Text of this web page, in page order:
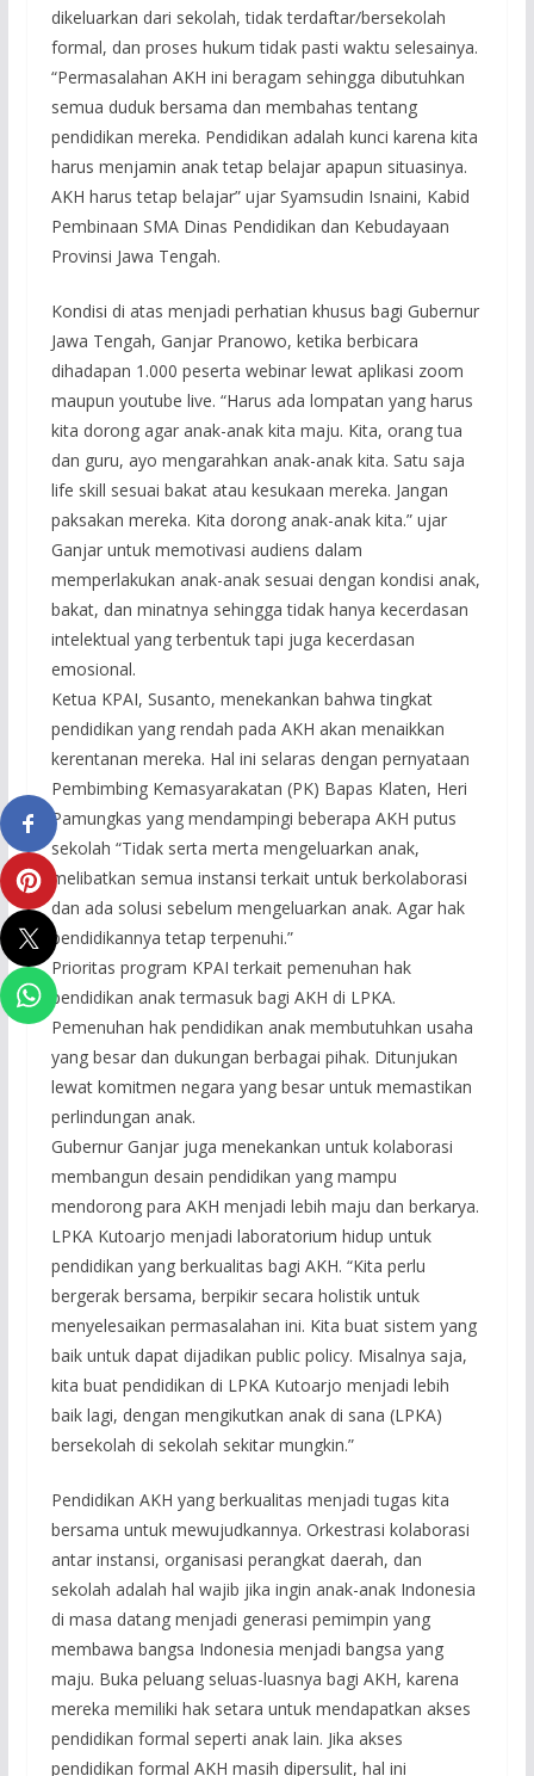
dikeluarkan dari sekolah, tidak terdaftar/bersekolah
formal, dan proses hukum tidak pasti waktu selesainya.
“Permasalahan AKH ini beragam sehingga dibutuhkan
semua duduk bersama dan membahas tentang
pendidikan mereka. Pendidikan adalah kunci karena kita
harus menjamin anak tetap belajar apapun situasinya.
AKH harus tetap belajar” ujar Syamsudin Isnaini, Kabid
Pembinaan SMA Dinas Pendidikan dan Kebudayaan
Provinsi Jawa Tengah.
Kondisi di atas menjadi perhatian khusus bagi Gubernur
Jawa Tengah, Ganjar Pranowo, ketika berbicara
dihadapan 1.000 peserta webinar lewat aplikasi zoom
maupun youtube live. “Harus ada lompatan yang harus
kita dorong agar anak-anak kita maju. Kita, orang tua
dan guru, ayo mengarahkan anak-anak kita. Satu saja
life skill sesuai bakat atau kesukaan mereka. Jangan
paksakan mereka. Kita dorong anak-anak kita.” ujar
Ganjar untuk memotivasi audiens dalam
memperlakukan anak-anak sesuai dengan kondisi anak,
bakat, dan minatnya sehingga tidak hanya kecerdasan
intelektual yang terbentuk tapi juga kecerdasan
emosional.
Ketua KPAI, Susanto, menekankan bahwa tingkat
pendidikan yang rendah pada AKH akan menaikkan
kerentanan mereka. Hal ini selaras dengan pernyataan
Pembimbing Kemasyarakatan (PK) Bapas Klaten, Heri
Pamungkas yang mendampingi beberapa AKH putus
sekolah “Tidak serta merta mengeluarkan anak,
melibatkan semua instansi terkait untuk berkolaborasi
dan ada solusi sebelum mengeluarkan anak. Agar hak
pendidikannya tetap terpenuhi.”
Prioritas program KPAI terkait pemenuhan hak
pendidikan anak termasuk bagi AKH di LPKA.
Pemenuhan hak pendidikan anak membutuhkan usaha
yang besar dan dukungan berbagai pihak. Ditunjukan
lewat komitmen negara yang besar untuk memastikan
perlindungan anak.
Gubernur Ganjar juga menekankan untuk kolaborasi
membangun desain pendidikan yang mampu
mendorong para AKH menjadi lebih maju dan berkarya.
LPKA Kutoarjo menjadi laboratorium hidup untuk
pendidikan yang berkualitas bagi AKH. “Kita perlu
bergerak bersama, berpikir secara holistik untuk
menyelesaikan permasalahan ini. Kita buat sistem yang
baik untuk dapat dijadikan public policy. Misalnya saja,
kita buat pendidikan di LPKA Kutoarjo menjadi lebih
baik lagi, dengan mengikutkan anak di sana (LPKA)
bersekolah di sekolah sekitar mungkin.”
Pendidikan AKH yang berkualitas menjadi tugas kita
bersama untuk mewujudkannya. Orkestrasi kolaborasi
antar instansi, organisasi perangkat daerah, dan
sekolah adalah hal wajib jika ingin anak-anak Indonesia
di masa datang menjadi generasi pemimpin yang
membawa bangsa Indonesia menjadi bangsa yang
maju. Buka peluang seluas-luasnya bagi AKH, karena
mereka memiliki hak setara untuk mendapatkan akses
pendidikan formal seperti anak lain. Jika akses
pendidikan formal AKH masih dipersulit, hal ini